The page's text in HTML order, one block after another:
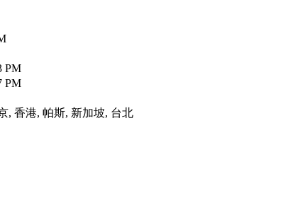
PM
PM
, 香港, 帕斯, 新加坡, 台北